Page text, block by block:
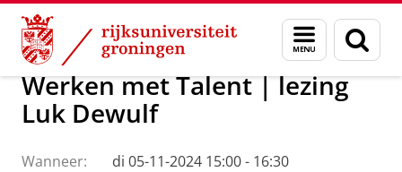
Skip
Content
Skip
Navigation
Menu
en
zoeken
Over ons Actueel Evenementen
Werken met Talent | lezing
Luk Dewulf
Wanneer:
di 05-11-2024 15:00 - 16:30